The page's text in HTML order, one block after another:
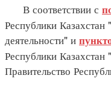
В соответствии с
Республики
деятельности" и
Республики
Правительство